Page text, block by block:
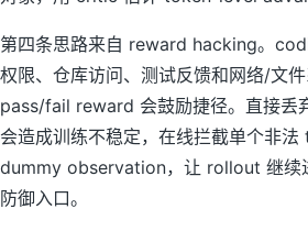
第四条思路来自 reward hacking。
权限、仓库访问、测试反馈和网络/文件
pass/fail reward 会鼓励捷径。直接
会造成训练不稳定，在线拦截单个非
dummy observation，让 rollout 继续
防御入口。